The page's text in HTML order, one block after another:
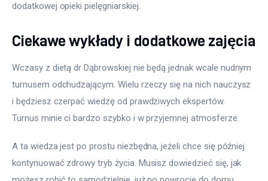
dodatkowej opieki pielęgniarskiej.
Ciekawe wykłady i dodatkowe zajęcia
Wczasy z dietą dr Dąbrowskiej nie będą jednak wcale nudnym
turnusem odchudzającym. Wielu rzeczy się na nich nauczysz
i będziesz czerpać wiedzę od prawdziwych ekspertów.
Turnus minie ci bardzo szybko i w przyjemnej atmosferze.
A ta wiedza jest po prostu niezbędna, jeżeli chce się później
kontynuować zdrowy tryb życia. Musisz dowiedzieć się, jak